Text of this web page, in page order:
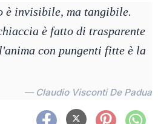
è invisibile, ma tangibile.
è fatto di trasparente
con pungenti fitte è la
— Claudio Visconti De Padua